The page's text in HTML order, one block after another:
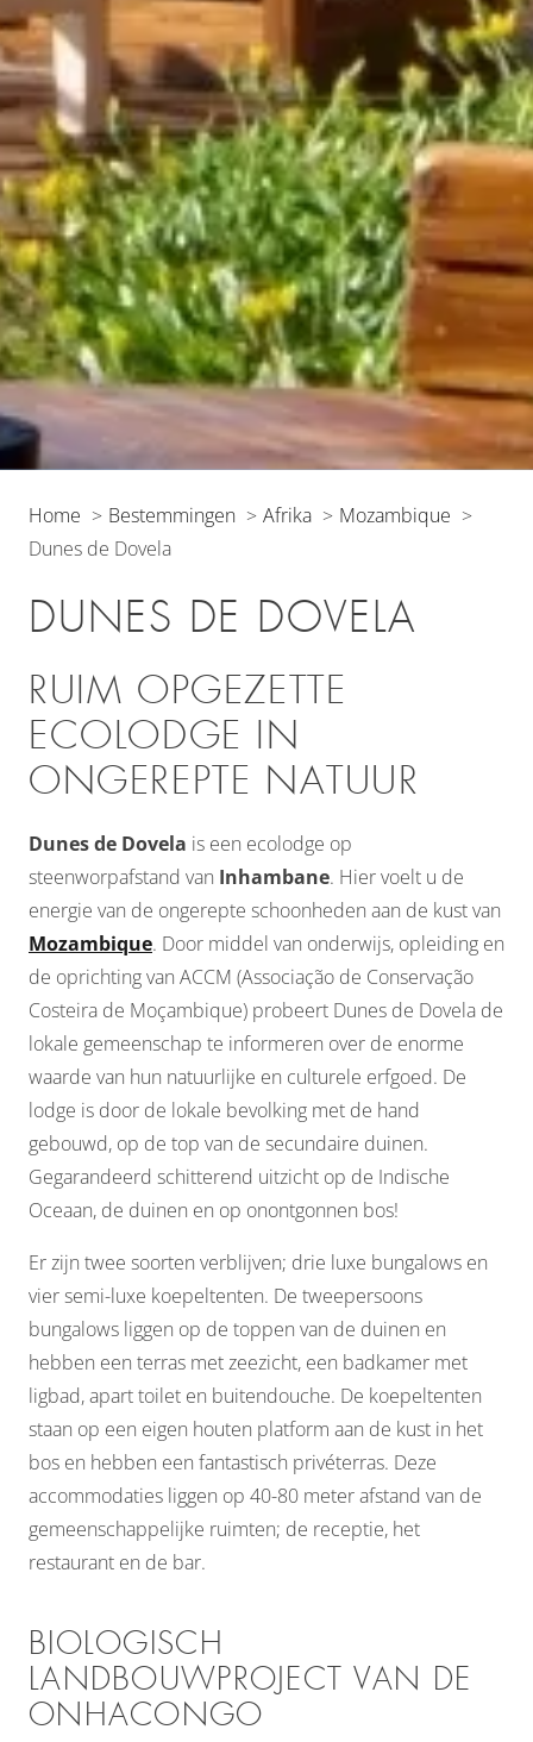
Home Bestemmingen Afrika
Mozambique
Dunes de Dovela
DUNES DE DOVELA
RUIM OPGEZETTE
ECOLODGE IN
ONGEREPTE NATUUR
Dunes de Dovela is een ecolodge op
steenworpafstand van Inhambane. Hier voelt u de
energie van de ongerepte schoonheden aan de kust van
Mozambique. Door middel van onderwijs, opleiding en
de oprichting van ACCM (Associação de Conservação
Costeira de Moçambique) probeert Dunes de Dovela de
lokale gemeenschap te informeren over de enorme
waarde van hun natuurlijke en culturele erfgoed. De
lodge is door de lokale bevolking met de hand
gebouwd, op de top van de secundaire duinen.
Gegarandeerd schitterend uitzicht op de Indische
Oceaan, de duinen en op onontgonnen bos!
Er zijn twee soorten verblijven; drie luxe bungalows en
vier semi-luxe koepeltenten. De tweepersoons
bungalows liggen op de toppen van de duinen en
hebben een terras met zeezicht, een badkamer met
ligbad, apart toilet en buitendouche. De koepeltenten
staan op een eigen houten platform aan de kust in het
bos en hebben een fantastisch privéterras. Deze
accommodaties liggen op 40-80 meter afstand van de
gemeenschappelijke ruimten; de receptie, het
restaurant en de bar.
BIOLOGISCH
LANDBOUWPROJECT VAN DE
ONHACONGO